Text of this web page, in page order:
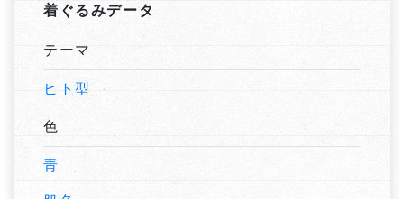
着ぐるみデータ
テーマ
ヒト型
色
青